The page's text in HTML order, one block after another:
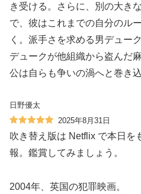
き受ける。さらに、別の大き
で、彼はこれまでの自分のル
く。派手さを求める男デュー
デュークが他組織から盗んだ
公は自らも争いの渦へと巻き
日野優太
2025年8月31日
吹き替え版は Netflix で本日を
報。鑑賞してみましょう。
2004年、英国の犯罪映画。